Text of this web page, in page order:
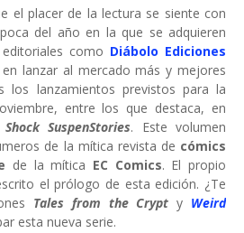
el placer de la lectura se siente con
del año en la que se adquieren
como Diábolo Ediciones
lanzar al mercado más y mejores
los lanzamientos previstos para la
entre los que destaca, en
Shock SuspenStories. Este volumen
de la mítica revista de cómics
de la mítica EC Comics. El propio
el prólogo de esta edición. ¿Te
Tales from the Crypt y Weird
esta nueva serie.